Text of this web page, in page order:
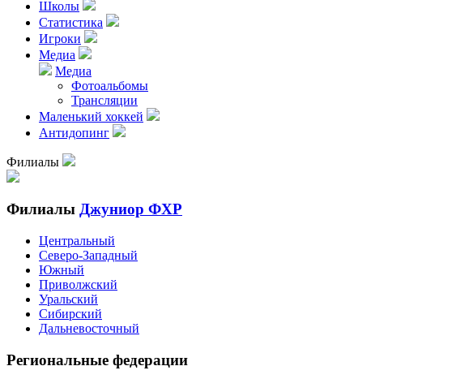
Школы
Статистика
Игроки
Медиа
Медиа
Фотоальбомы
Трансляции
Маленький хоккей
Антидопинг
Филиалы
Филиалы Джуниор ФХР
Центральный
Северо-Западный
Южный
Приволжский
Уральский
Сибирский
Дальневосточный
Региональные федерации